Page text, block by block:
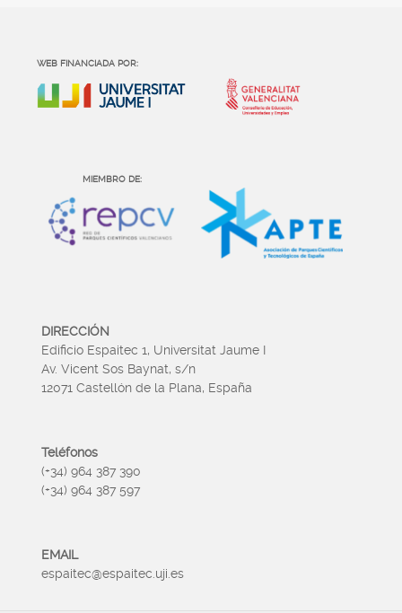
WEB FINANCIADA POR:
MIEMBRO DE:
DIRECCIÓN
Edificio Espaitec 1, Universitat Jaume I
Av. Vicent Sos Baynat, s/n
12071 Castellón de la Plana, España
Teléfonos
(+34) 964 387 390
(+34) 964 387 597
EMAIL
espaitec@espaitec.uji.es